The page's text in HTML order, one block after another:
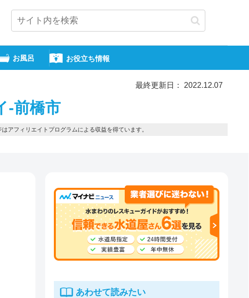
お風呂 お役立ち情報
最終更新日： 2022.12.07
-前橋市
アフィリエイトプログラムによる収益を得ています。
あわせて読みたい